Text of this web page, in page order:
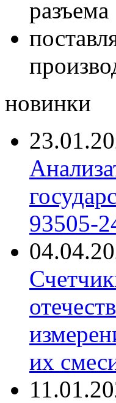
разъема
новинки
93505-
их